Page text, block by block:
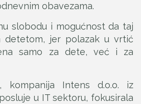
obavezama.
slobodu i mogućnost da taj
detetom, jer polazak u vrtić
samo za dete, već i za
kompanija Intens d.o.o. iz
u IT sektoru, fokusirala